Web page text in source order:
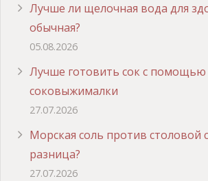
Лучше ли щелочная вода для
обычная?
05.08.2026
Лучше готовить сок с помощью
соковыжималки
27.07.2026
Морская соль против столовой
разница?
27.07.2026